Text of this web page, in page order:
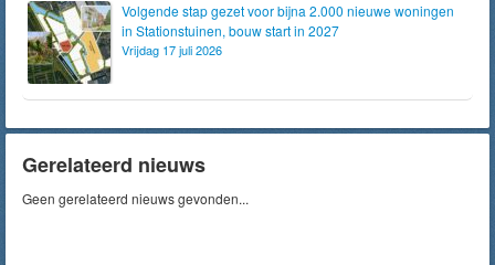
Volgende stap gezet voor bijna 2.000 nieuwe woningen
in Stationstuinen, bouw start in 2027
Vrijdag 17 juli 2026
Gerelateerd nieuws
Geen gerelateerd nieuws gevonden...